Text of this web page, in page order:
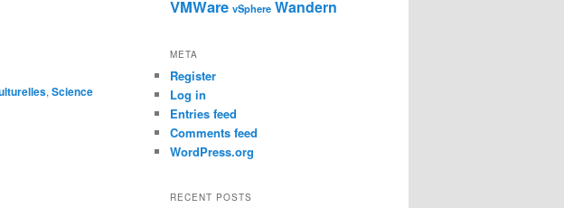
, Science
VMWare vSphere Wandern
META
Register
Log in
Entries feed
Comments feed
WordPress.org
RECENT POSTS